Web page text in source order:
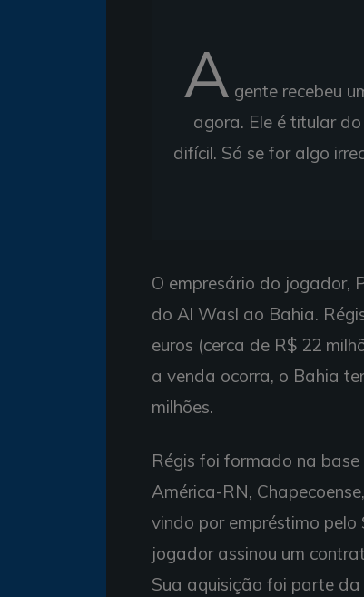
A gente recebeu
agora. Ele é titular
difícil. Só se for algo
O empresário do jogador,
do Al Wasl ao Bahia.
euros (cerca de R$ 22
a venda ocorra, o Bahia
milhões.
Régis foi formado na
América-RN,
vindo por empréstimo
jogador assinou um
Sua aquisição foi parte da